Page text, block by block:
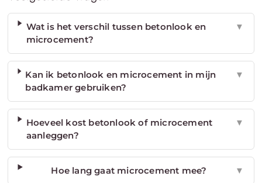
Wat is het verschil tussen betonlook en
microcement?
▼
Kan ik betonlook en microcement in mijn
badkamer gebruiken?
▼
Hoeveel kost betonlook of microcement
aanleggen?
▼
Hoe lang gaat microcement mee? ▼